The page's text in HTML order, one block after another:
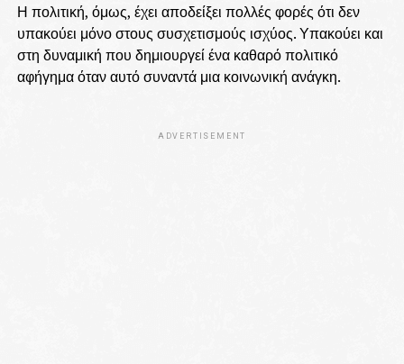
Η πολιτική, όμως, έχει αποδείξει πολλές φορές ότι δεν
υπακούει μόνο στους συσχετισμούς ισχύος. Υπακούει και
στη δυναμική που δημιουργεί ένα καθαρό πολιτικό
αφήγημα όταν αυτό συναντά μια κοινωνική ανάγκη.
ADVERTISEMENT